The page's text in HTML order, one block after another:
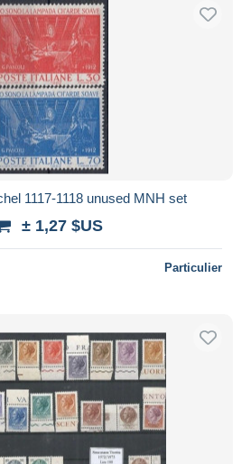
1117-1118 unused MNH set
± 1,27 $US
Particulier